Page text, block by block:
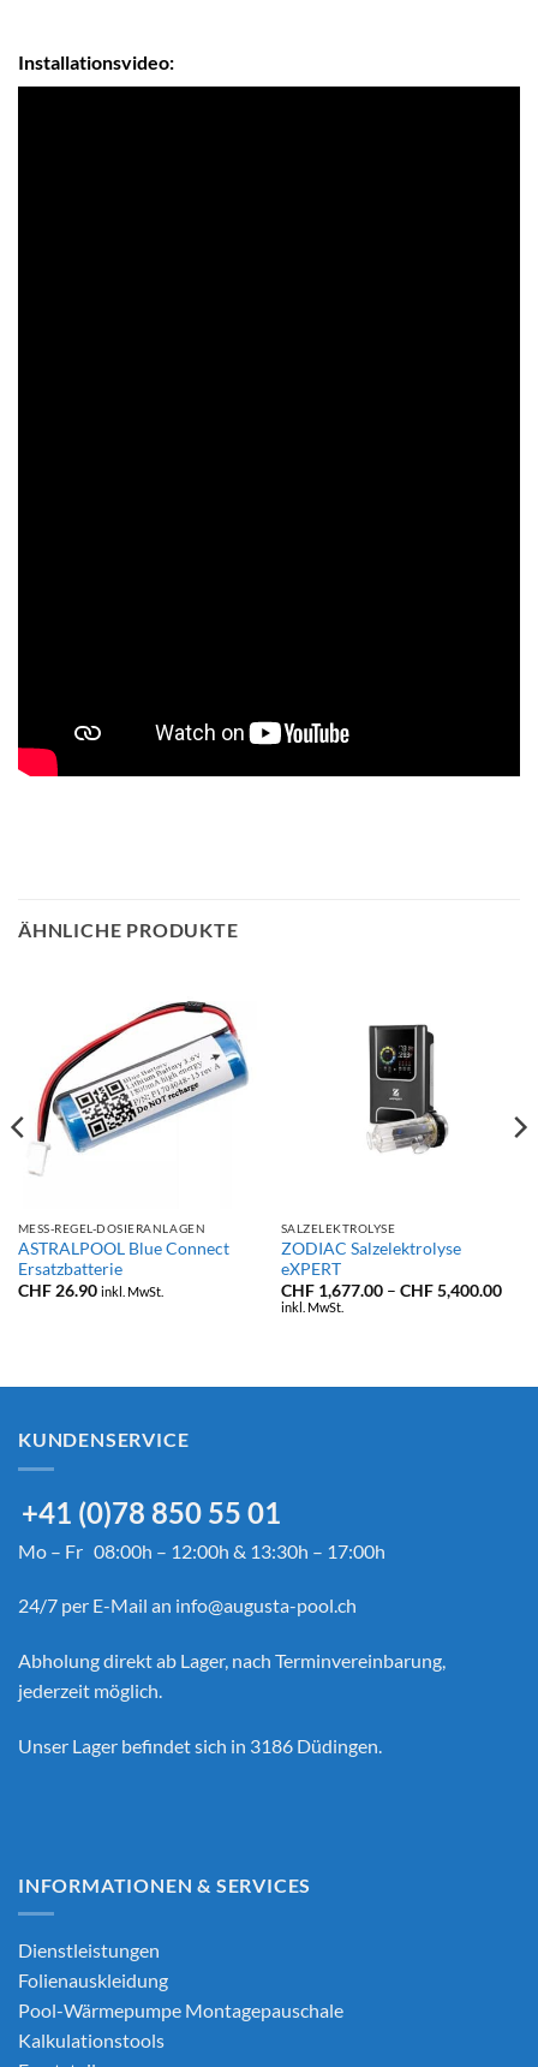
Installationsvideo:
ÄHNLICHE PRODUKTE
MESS-REGEL-DOSIERANLAGEN
ASTRALPOOL Blue Connect
Ersatzbatterie
CHF26.90 inkl. MwSt.
SALZELEKTROLYSE
ZODIAC Salzelektrolyse
eXPERT
CHF1,677.00 – CHF5,400.00
inkl. MwSt.
KUNDENSERVICE
+41 (0)78 850 55 01
Mo – Fr 08:00h – 12:00h & 13:30h – 17:00h
24/7 per E-Mail an info@augusta-pool.ch
Abholung direkt ab Lager, nach Terminvereinbarung,
jederzeit möglich.
Unser Lager befindet sich in 3186 Düdingen.
INFORMATIONEN & SERVICES
Dienstleistungen
Folienauskleidung
Pool-Wärmepumpe Montagepauschale
Kalkulationstools